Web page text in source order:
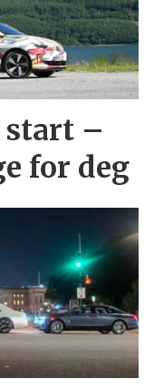
–
for deg